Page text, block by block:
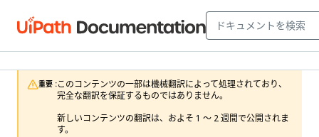
重要 :このコンテンツの一部は機械翻訳によって処理されており、
完全な翻訳を保証するものではありません。
新しいコンテンツの翻訳は、およそ 1 ～ 2 週間で公開されま
す。